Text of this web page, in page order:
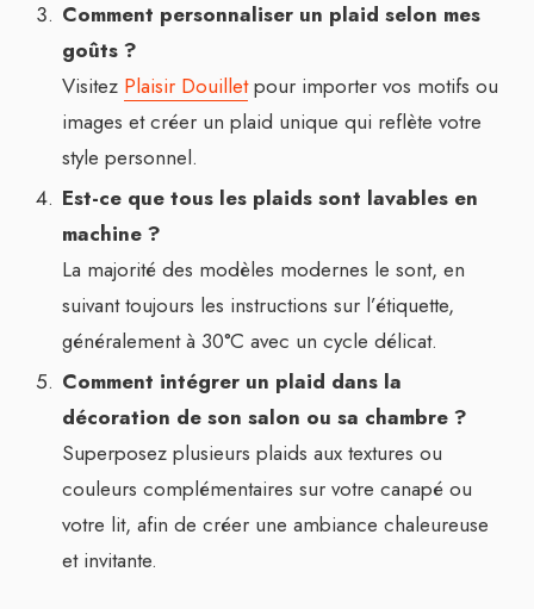
Comment personnaliser un plaid selon mes
goûts ?
Visitez Plaisir Douilletpour importer vos motifs ou
images et créer un plaid unique qui reflète votre
style personnel.
Est-ce que tous les plaids sont lavables en
machine ?
La majorité des modèles modernes le sont, en
suivant toujours les instructions sur l’étiquette,
généralement à 30°C avec un cycle délicat.
Comment intégrer un plaid dans la
décoration de son salon ou sa chambre ?
Superposez plusieurs plaids aux textures ou
couleurs complémentaires sur votre canapé ou
votre lit, afin de créer une ambiance chaleureuse
et invitante.